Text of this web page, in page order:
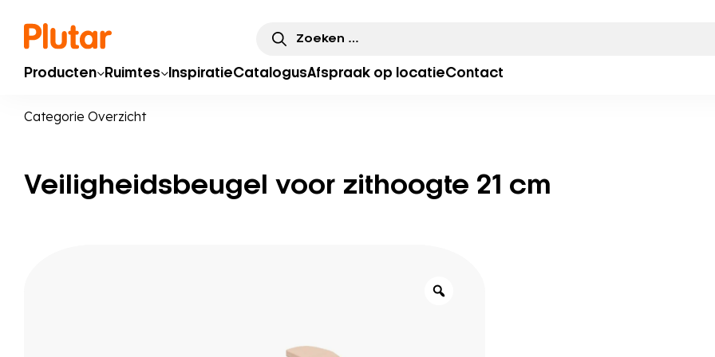
Zoeken
naar:
Producten Ruimtes InspiratieCatalogusAfspraak op locatieContact
Categorie Overzicht
Veiligheidsbeugel voor zithoogte 21 cm